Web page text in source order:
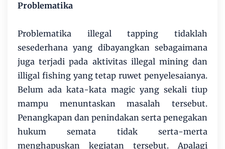
Problematika
Problematika illegal tapping tidaklah
sesederhana yang dibayangkan sebagaimana
juga terjadi pada aktivitas illegal mining dan
illigal fishing yang tetap ruwet penyelesaianya.
Belum ada kata-kata magic yang sekali tiup
mampu menuntaskan masalah tersebut.
Penangkapan dan penindakan serta penegakan
hukum semata tidak serta-merta
menghapuskan kegiatan tersebut. Apalagi